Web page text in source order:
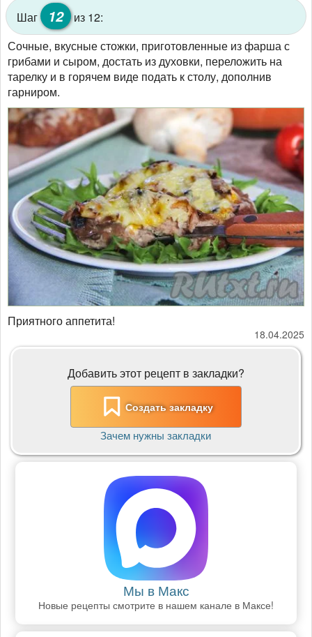
Шаг 12 из 12:
Сочные, вкусные стожки, приготовленные из фарша с
грибами и сыром, достать из духовки, переложить на
тарелку и в горячем виде подать к столу, дополнив
гарниром.
Приятного аппетита!
18.04.2025
Добавить этот рецепт в закладки?
Создать закладку
Зачем нужны закладки
Мы в Макс
Новые рецепты смотрите в нашем канале в Максе!